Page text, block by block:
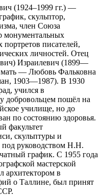
(1924–1999 гг.) —
скульптор,
член Союза
монументальных
писателей,
личностей. Отец
Израилевич (1899—
— Любовь Фальковна
1903—1987). В 1930
учился в
добровольцем пошёл на
училище, но до
по состоянию здоровья.
факультет
скульптуры и
под руководством Н.Н.
график. С 1955 года
мастерской
в
о Таллине, был принят